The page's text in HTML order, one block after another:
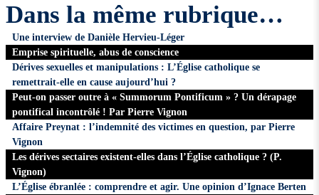
Dans la même rubrique…
Une interview de Danièle Hervieu-Léger
Emprise spirituelle, abus de conscience
Dérives sexuelles et manipulations : L’Église catholique se
remettrait-elle en cause aujourd’hui ?
Peut-on passer outre à « Summorum Pontificum » ? Un dérapage
pontifical incontrôlé ! Par Pierre Vignon
Affaire Preynat : l’indemnité des victimes en question, par Pierre
Vignon
Les dérives sectaires existent-elles dans l’Église catholique ? (P.
Vignon)
L’Église ébranlée : comprendre et agir. Une opinion d’Ignace Berten